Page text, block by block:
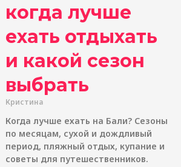
когда лучше
ехать отдыхать
и какой сезон
выбрать
Кристина
Когда лучше ехать на Бали? Сезоны
по месяцам, сухой и дождливый
период, пляжный отдых, купание и
советы для путешественников.